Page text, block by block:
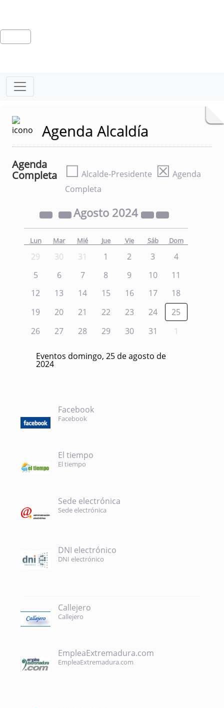
Agenda Alcaldía
Agenda
Completa
☐ Alcalde-Presidente ☒ Agenda
Completa
Agosto 2024
Lun Mar Mié Jue Vie Sáb Dom
29 30 31 1 2 3
4
5
6 7 8 9 10
11
12
13 14 15 16 17
18
19
20 21 22 23 24
25
26
27 28 29 30 31 1
Eventos domingo, 25 de agosto de
2024
Facebook
Facebook
El tiempo
El tiempo
Sede electrónica
Sede electrónica
DNI electrónico
DNI electrónico
Callejero
Callejero
EmpleaExtremadura.com
EmpleaExtremadura.com